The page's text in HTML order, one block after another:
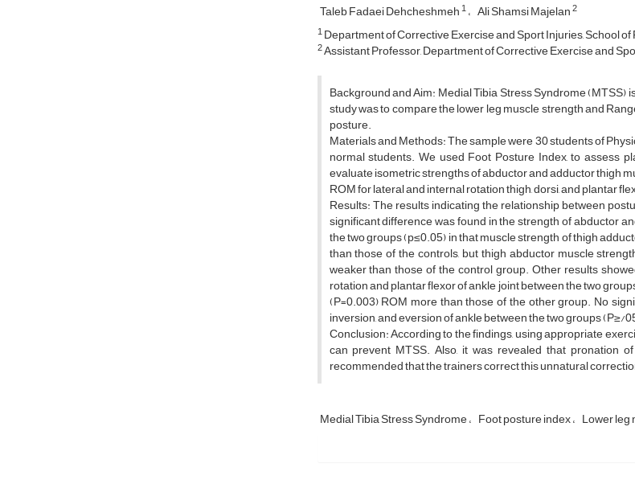
Taleb Fadaei Dehcheshmeh1 Ali Shamsi Majelan2
1Department of Corrective Exercise and Sport Injuries, School
2Assistant Professor, Department of Corrective Exercise and
Background and Aim: Medial Tibia Stress Syndrome
study was to compare the lower leg muscle strength and
posture.
Materials and Methods: The sample were 30 students of
normal students. We used Foot Posture Index, to assess
evaluate isometric strengths of abductor and adductor thigh
ROM for lateral and internal rotation thigh, dorsi, and plantar
Results: The results indicating the relationship between
significant difference was found in the strength of abductor
the two groups (p≤0.05) in that muscle strength of thigh
than those of the controls, but thigh abductor muscle
weaker than those of the control group. Other results
rotation and plantar flexor of ankle joint between the two
(P=0.003) ROM more than those of the other group. No
inversion, and eversion of ankle between the two groups (P≥/
Conclusion: According to the findings, using appropriate
can prevent MTSS. Also, it was revealed that pronation
recommended that the trainers correct this unnatural
Medial Tibia Stress Syndrome Foot posture index Lower leg